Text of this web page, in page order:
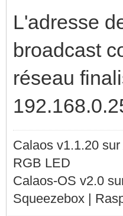
L'adresse
broadcast
réseau
Calaos v1.1.20
RGB LED
Calaos-OS v2.0
Squeezebox |